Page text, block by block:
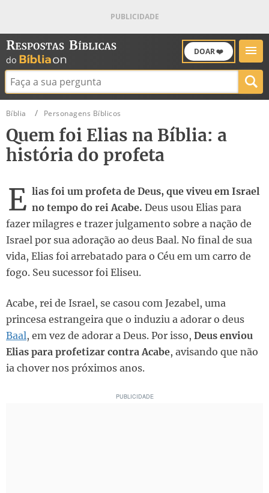
DOAR ❤️
Buscar:
Bíblia Personagens Bíblicos
Quem foi Elias na Bíblia: a
história do profeta
E lias foi um profeta de Deus, que viveu em Israel
no tempo do rei Acabe. Deus usou Elias para
fazer milagres e trazer julgamento sobre a nação de
Israel por sua adoração ao deus Baal. No final de sua
vida, Elias foi arrebatado para o Céu em um carro de
fogo. Seu sucessor foi Eliseu.
Acabe, rei de Israel, se casou com Jezabel, uma
princesa estrangeira que o induziu a adorar o deus
Baal, em vez de adorar a Deus. Por isso, Deus enviou
Elias para profetizar contra Acabe, avisando que não
ia chover nos próximos anos.